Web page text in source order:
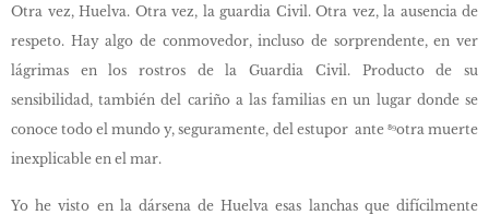
Otra vez, Huelva. Otra vez, la guardia Civil. Otra vez, la ausencia de
respeto. Hay algo de conmovedor, incluso de sorprendente, en ver
lágrimas en los rostros de la Guardia Civil. Producto de su
sensibilidad, también del cariño a las familias en un lugar donde se
conoce todo el mundo y, seguramente, del estupor ante ⁸⁹otra muerte
inexplicable en el mar.
Yo he visto en la dársena de Huelva esas lanchas que difícilmente